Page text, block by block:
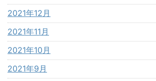
2021年12月
2021年11月
2021年10月
2021年9月